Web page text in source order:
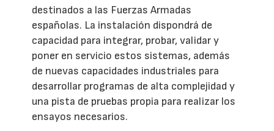
destinados a las Fuerzas Armadas
españolas. La instalación dispondrá de
capacidad para integrar, probar, validar y
poner en servicio estos sistemas, además
de nuevas capacidades industriales para
desarrollar programas de alta complejidad y
una pista de pruebas propia para realizar los
ensayos necesarios.